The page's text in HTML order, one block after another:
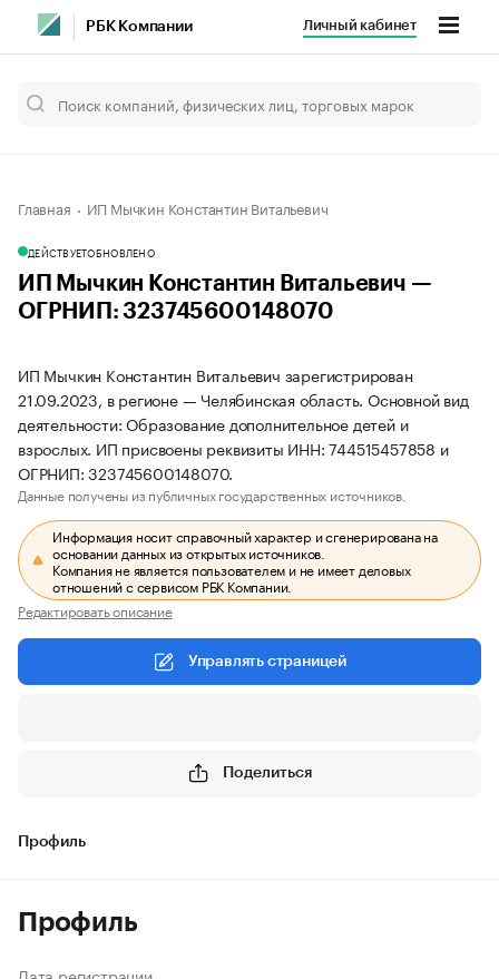
РБК Компании Личный кабинет
Главная ИП Мычкин Константин Витальевич
ДЕЙСТВУЕТОБНОВЛЕНО
ИП Мычкин Константин Витальевич —
ОГРНИП: 323745600148070
ИП Мычкин Константин Витальевич зарегистрирован
21.09.2023, в регионе — Челябинская область. Основной вид
деятельности: Образование дополнительное детей и
взрослых. ИП присвоены реквизиты ИНН: 744515457858 и
ОГРНИП: 323745600148070.
Данные получены из публичных государственных источников.
Информация носит справочный характер и сгенерирована на
основании данных из открытых источников.
Компания не является пользователем и не имеет деловых
отношений с сервисом РБК Компании.
Редактировать описание
Управлять страницей
Поделиться
Профиль
Профиль